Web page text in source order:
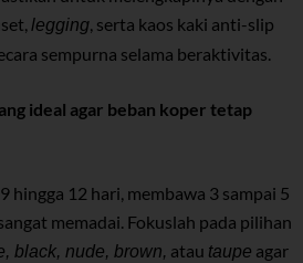
legging, serta kaos kaki anti-slip
sempurna selama beraktivitas.
ideal agar beban koper tetap
hingga 12 hari, membawa 3 sampai 5
memadai. Fokuslah pada pilihan
black, nude, brown, atau taupe agar